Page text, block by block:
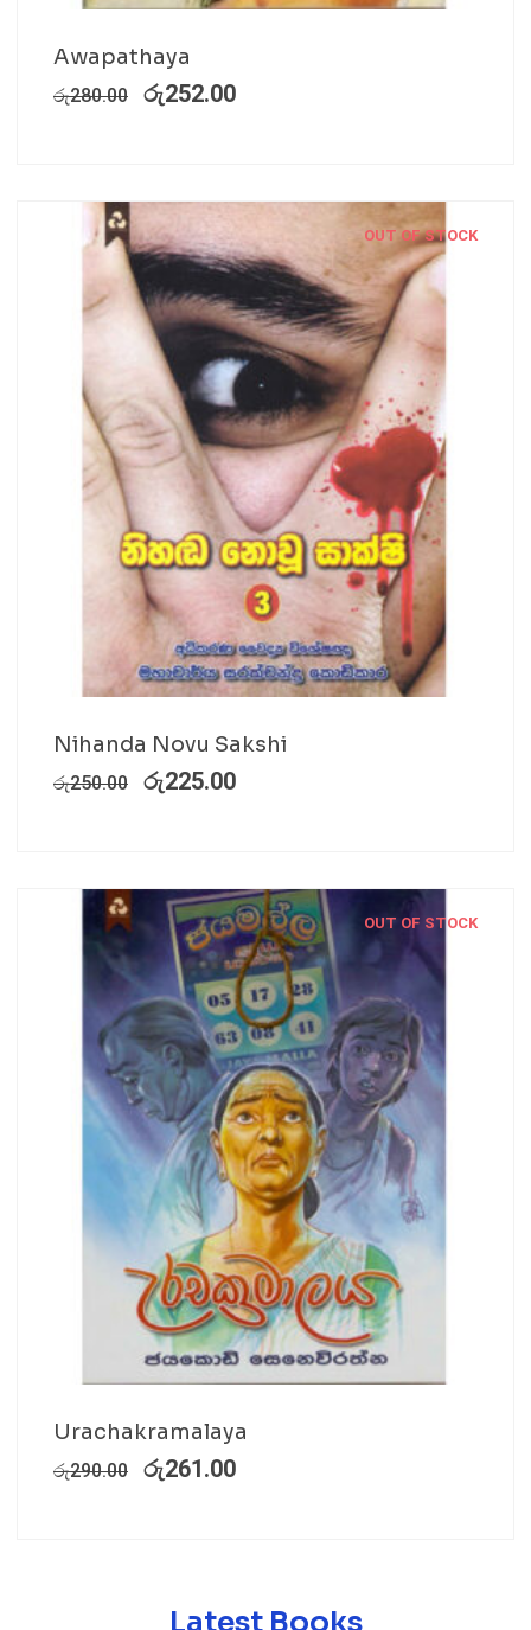
Awapathaya
රු280.00 රු252.00
OUT OF STOCK
Nihanda Novu Sakshi
රු250.00 රු225.00
OUT OF STOCK
Urachakramalaya
රු290.00 රු261.00
Latest Books